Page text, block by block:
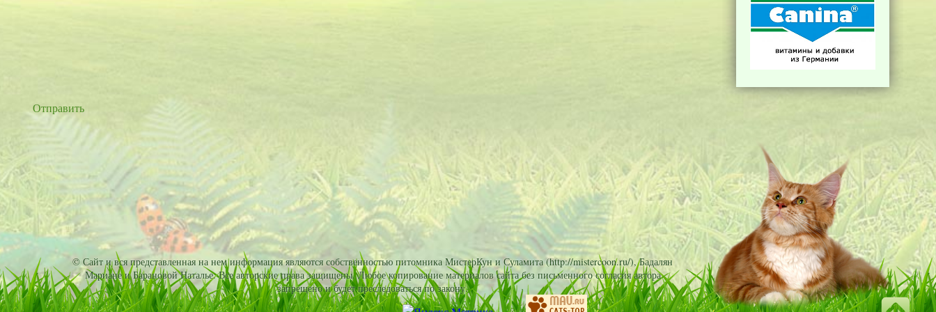
Отправить
© Сайт и вся представленная на нем информация являются собственностью питомника МистерКун и Суламита (http://mistercoon.ru/), Бадалян
Мариане и Барановой Наталье. Все авторские права защищены. Любое копирование материалов сайта без письменного согласия автора
запрещено и будет преследоваться по закону.